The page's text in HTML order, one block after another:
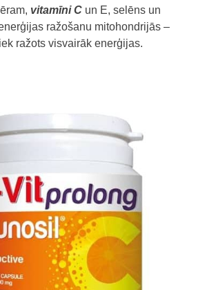
vitamīni C un E, selēns un
ražošanu mitohondrijās –
ražots visvairāk enerģijas.